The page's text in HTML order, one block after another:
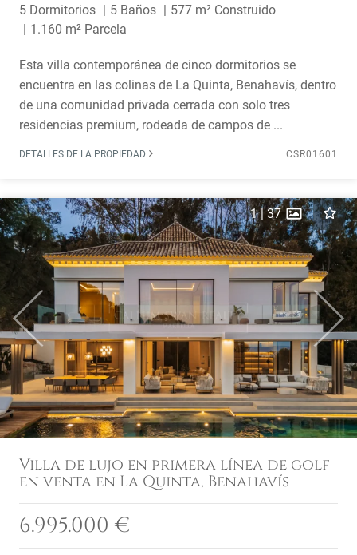
5 Dormitorios 5 Baños
577 m² Construido
1.160 m² Parcela
Esta villa contemporánea de cinco dormitorios se
encuentra en las colinas de La Quinta, Benahavís, dentro
de una comunidad privada cerrada con solo tres
residencias premium, rodeada de campos de ...
DETALLES DE LA PROPIEDAD CSR01601
Previous Next
1|37
Villa de lujo en primera línea de golf
en venta en La Quinta, Benahavís
6.995.000 €